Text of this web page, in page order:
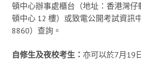
頓中心辦事處櫃台（地址：香港灣仔
頓中心 12 樓）或致電公開考試資訊
8860）查詢。
自修生及夜校考生： 亦可以於7月19